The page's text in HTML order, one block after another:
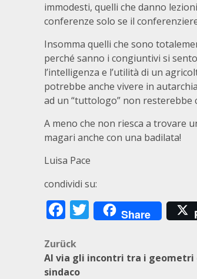
immodesti, quelli che danno
conferenze solo se il
Insomma quelli che sono
perché sanno i congiuntivi si
l’intelligenza e l’utilità di un
potrebbe anche vivere in
ad un “tuttologo” non resterebbe
A meno che non riesca a trovare
magari anche con una badilata!
Luisa Pace
condividi su:
Facebook
Twitter
Share
Beitragsnavigation
Zurück
Al via gli incontri tra i geometri
sindaco